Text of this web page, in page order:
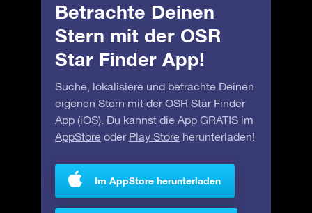
Betrachte Deinen
Stern mit der OSR
Star Finder App!
Suche, lokalisiere und betrachte Deinen
eigenen Stern mit der OSR Star Finder
App (iOS). Du kannst die App GRATIS im
AppStore oder Play Store herunterladen!
Im AppStore herunterladen